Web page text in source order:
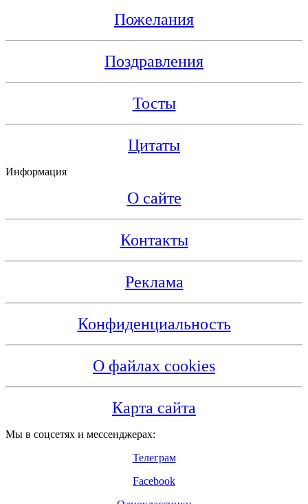
Пожелания
Поздравления
Тосты
Цитаты
Информация
О сайте
Контакты
Реклама
Конфиденциальность
О файлах cookies
Карта сайта
Мы в соцсетях и мессенджерах:
Телеграм
Facebook